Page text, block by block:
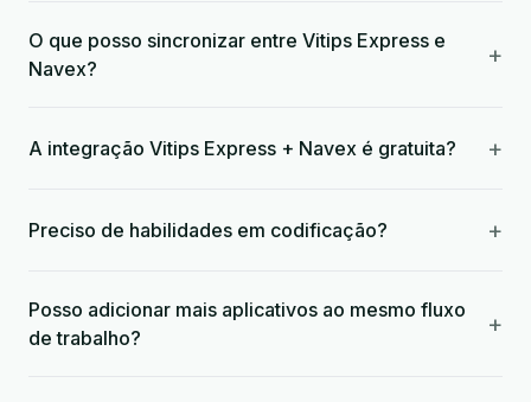
O que posso sincronizar entre Vitips Express e
Navex?
+
A integração Vitips Express + Navex é gratuita? +
Preciso de habilidades em codificação? +
Posso adicionar mais aplicativos ao mesmo fluxo
de trabalho?
+